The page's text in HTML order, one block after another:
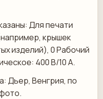
Для печати
крышек
изделий), 0 Рабочий
400 В/10 А.
Дьер, Венгрия, по